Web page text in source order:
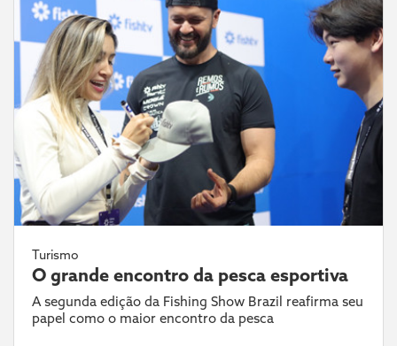
Turismo
O grande encontro da pesca esportiva
A segunda edição da Fishing Show Brazil reafirma seu
papel como o maior encontro da pesca